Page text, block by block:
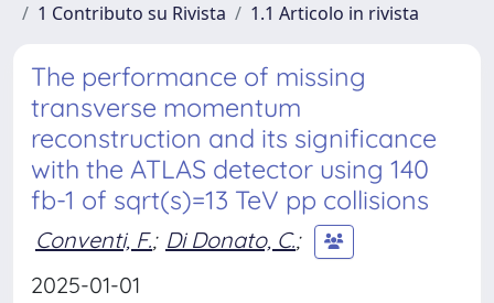
1 Contributo su Rivista
1.1 Articolo in rivista
The performance of missing
transverse momentum
reconstruction and its significance
with the ATLAS detector using 140
fb-1 of sqrt(s)=13 TeV pp collisions
Conventi, F.; Di Donato, C.;
2025-01-01